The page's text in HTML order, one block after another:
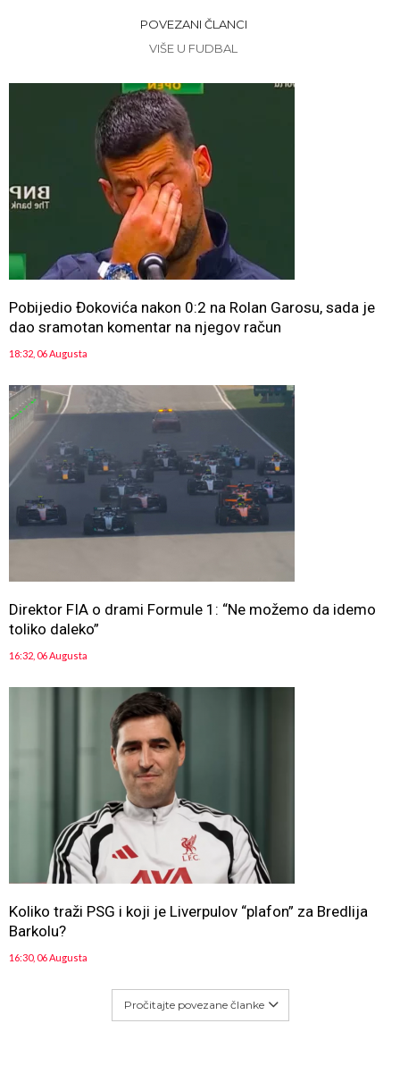
POVEZANI ČLANCI
VIŠE U FUDBAL
Pobijedio Đokovića nakon 0:2 na Rolan Garosu, sada je
dao sramotan komentar na njegov račun
18:32, 06 Augusta
Direktor FIA o drami Formule 1: “Ne možemo da idemo
toliko daleko”
16:32, 06 Augusta
Koliko traži PSG i koji je Liverpulov “plafon” za Bredlija
Barkolu?
16:30, 06 Augusta
Pročitajte povezane članke